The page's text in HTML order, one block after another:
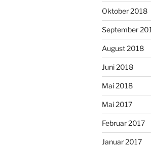
Oktober 2018
September
August 2018
Juni 2018
Mai 2018
Mai 2017
Februar 2017
Januar 2017